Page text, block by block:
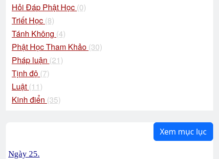
Hỏi Đáp Phật Học (0)
Triết Học (8)
Tánh Không (4)
Phật Học Tham Khảo (30)
Pháp luận (21)
Tịnh độ (7)
Luật (11)
Kinh điển (35)
Xem mục lục
Ngày 25.